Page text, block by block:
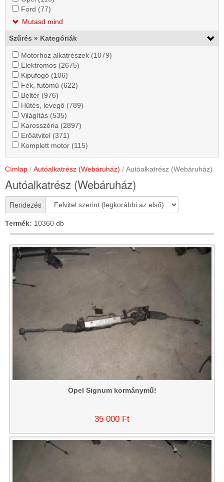
alkalmazása
szűrő
alkalmazásaalkalmazása
Ford
szűrő
alkalmazása
Ford (77)
szűrő
alkalmazása
Mutasd mind
Szűrés » Kategóriák
Motorhoz
alkatrészek
szűrő
alkalmazása
Motorhoz alkatrészek (1079)
Elektromos
szűrő
alkalmazása
Elektromos (2675)
Kipufogó
szűrő
alkalmazása
Kipufogó (106)
szűrő
Fék,
futómű
szűrő
alkalmazása
Fék, futómű (622)
szűrő
Beltér
szűrő
alkalmazása
Beltér (976)
szűrő
alkalmazása
Hűtés,
levegő
szűrő
alkalmazása
Hűtés, levegő (789)
Világítás
szűrő
alkalmazása
Világítás (535)
szűrő
alkalmazása
Karosszéria
szűrő
alkalmazása
Karosszéria (2897)
alkalmazása
Erőátvitel
szűrő
alkalmazása
Erőátvitel (371)
szűrő
alkalmazása
Komplett
motor
szűrő
alkalmazása
Komplett motor (115)
motor
szűrő
alkalmazása
Címlap Autóalkatrész (Webáruház) Autóalkatrész (Webáruház)
Autóalkatrész (Webáruház)
Rendezés
Termék: 10360 db
Opel Signum kormánymű!
35 000 Ft